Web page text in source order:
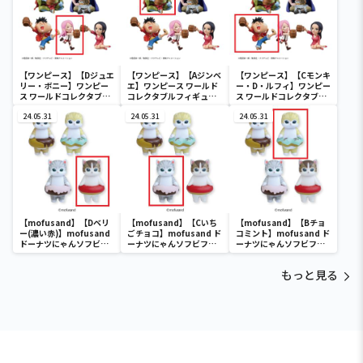
【ワンピース】【Dジュエ
リー・ボニー】ワンピー
ス ワールドコレクタブル
【ワンピース】【Aジンベ
エ】ワンピース ワールド
コレクタブルフィギュア-
【ワンピース】【Cモンキ
ー・D・ルフィ】ワンピー
ス ワールドコレクタブル
フィギュア-宴1-
24.05.31
【mofusand】【Dベリ
ー(濃い赤)】mofusand
ドーナツにゃんソフビフ
ィギュア
24.05.31
【mofusand】【Cいち
ごチョコ】mofusand ド
ーナツにゃんソフビフィ
ギュア
24.05.31
【mofusand】【Bチョ
コミント】mofusand ド
ーナツにゃんソフビフィ
ギュア
もっと見る